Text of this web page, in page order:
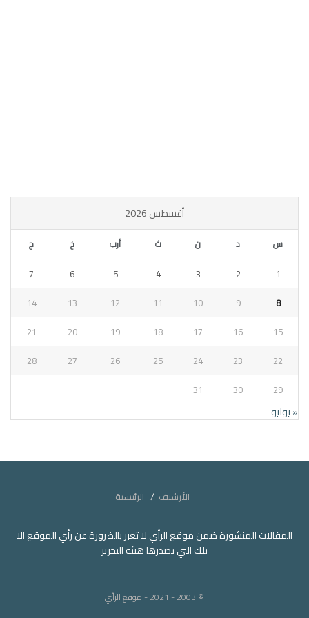
أغسطس 2026
س د ن ث أرب خ ج
1
2
3
4
5
6
7
8
9
10
11
12
13
14
15
16
17
18
19
20
21
22
23
24
25
26
27
28
29
30
31
« يوليو
الأرشيف الرئيسية
المقالات المنشورة ضمن موقع الرأي لا تعبر بالضرورة عن رأي الموقع الا
تلك التي تصدرها هيئة التحرير
© 2003 - 2021 - موقع الرأي